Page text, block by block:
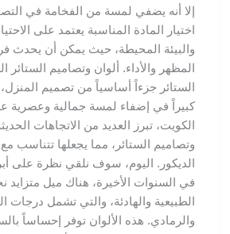
إلا أنه يضفي لمسة من الفخامة في
اختيار المادة المناسبة يعتمد على
والبيئة المحيطة، حيث يمكن أن يحدث فرقاً
المظهر والأداء. ألوان وتصاميم الستائر
الستائر جزءاً أساسياً من تصميم المنزل،
كبيراً في إضفاء لمسة جمالية وعصرية
الكويت، تبرز العديد من الاتجاهات الحديثة
وتصاميم الستائر، مما يجعلها تتناسب مع
الديكور. اليوم، سوف نلقي نظرة على أبرز
في السنوات الأخيرة، هناك ميل متزايد نحو
الطبيعية والهادئة، والتي تشمل درجات
والرمادي. هذه الألوان توفر إحساساً